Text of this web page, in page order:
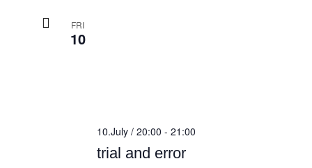
FRI
10
trial and error
10.July / 20:00 - 21:00